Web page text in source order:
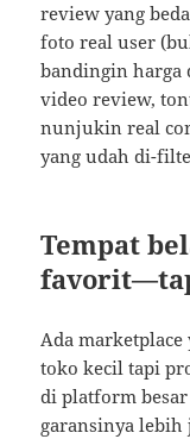
review yang
foto real user
bandingin harga
video review,
nunjukin real
yang udah di-
Tempat
Ada
toko kecil tapi
di platform
garansinya lebih